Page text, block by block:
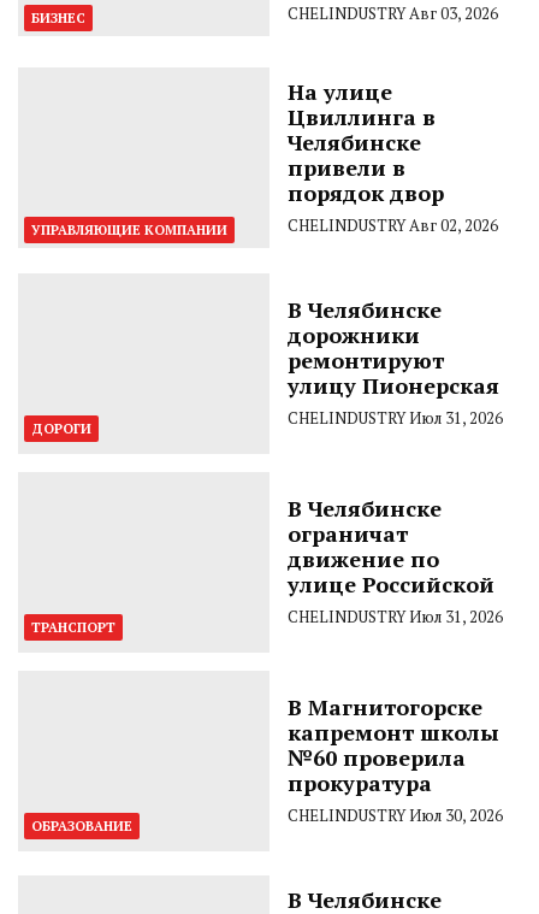
БИЗНЕС CHELINDUSTRYАвг 03, 2026
УПРАВЛЯЮЩИЕ КОМПАНИИ
На улице
Цвиллинга в
Челябинске
привели в
порядок двор
CHELINDUSTRYАвг 02, 2026
ДОРОГИ
В Челябинске
дорожники
ремонтируют
улицу Пионерская
CHELINDUSTRYИюл 31, 2026
ТРАНСПОРТ
В Челябинске
ограничат
движение по
улице Российской
CHELINDUSTRYИюл 31, 2026
ОБРАЗОВАНИЕ
В Магнитогорске
капремонт школы
№60 проверила
прокуратура
CHELINDUSTRYИюл 30, 2026
В Челябинске